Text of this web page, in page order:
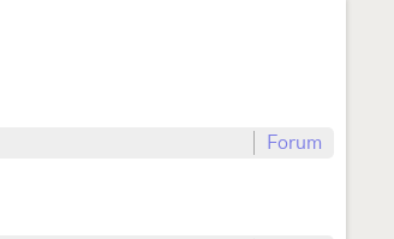
Forum